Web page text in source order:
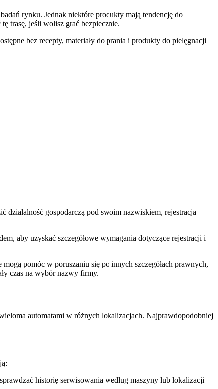
rynku. Jednak niektóre produkty mają tendencję do
trasę, jeśli wolisz grać bezpiecznie.
bez recepty, materiały do prania i produkty do pielęgnacji
działalność gospodarczą pod swoim nazwiskiem, rejestracja
aby uzyskać szczegółowe wymagania dotyczące rejestracji i
pomóc w poruszaniu się po innych szczegółach prawnych,
czas na wybór nazwy firmy.
automatami w różnych lokalizacjach. Najprawdopodobniej
historię serwisowania według maszyny lub lokalizacji